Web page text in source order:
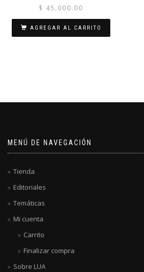
$ 45,000.00
AGREGAR AL CARRITO
MENÚ DE NAVEGACIÓN
Tienda
Editoriales
Temáticas
Mi cuenta
Carrito
Finalizar compra
Sobre LUA